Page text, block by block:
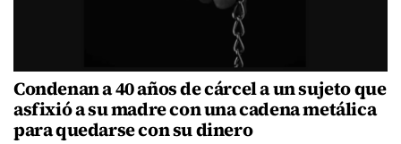
Condenan a 40 años de cárcel a un sujeto que
asfixió a su madre con una cadena metálica
para quedarse con su dinero